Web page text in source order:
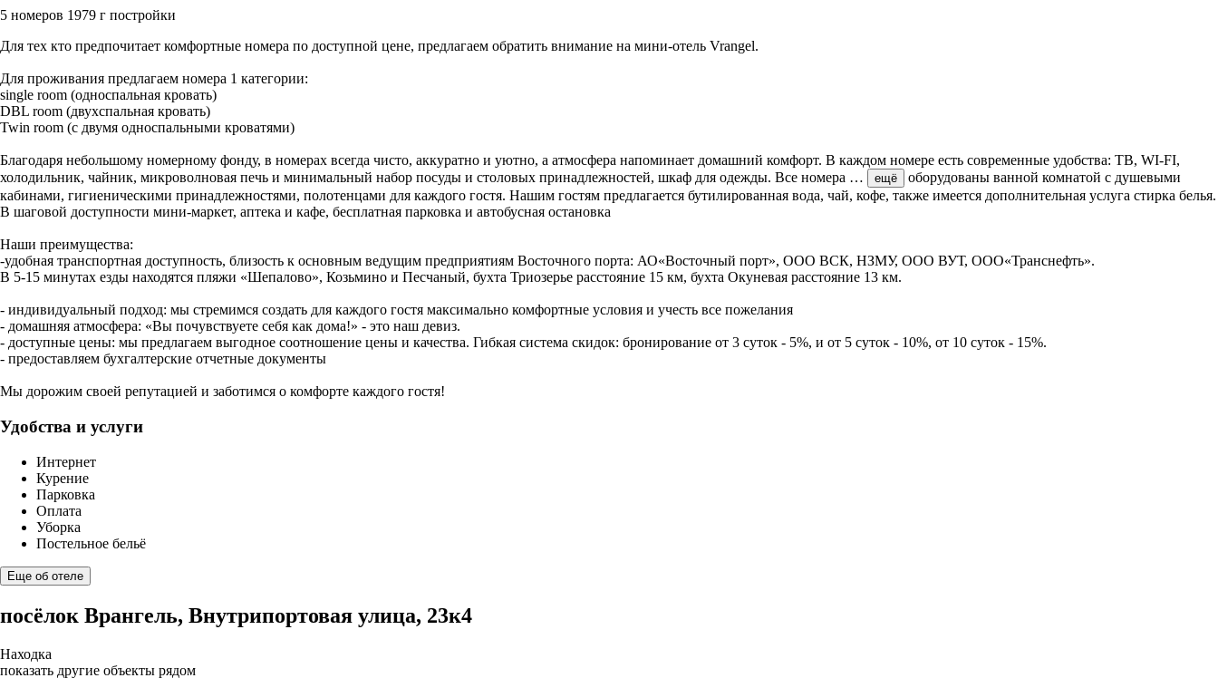
5 номеров 1979 г постройки
Для тех кто предпочитает комфортные номера по доступной цене, предлагаем обратить внимание на мини-отель Vrangel.
Для проживания предлагаем номера 1 категории:
single room (односпальная кровать)
DBL room (двухспальная кровать)
Twin room (с двумя односпальными кроватями)
Благодаря небольшому номерному фонду, в номерах всегда чисто, аккуратно и уютно, а атмосфера напоминает домашний комфорт. В каждом номере есть современные удобства: ТВ, WI-FI,
холодильник, чайник, микроволновая печь и минимальный набор посуды и столовых принадлежностей, шкаф для одежды. Все номера … ещё
оборудованы ванной комнатой с душевыми
кабинами, гигиеническими принадлежностями, полотенцами для каждого гостя. Нашим гостям предлагается бутилированная вода, чай, кофе, также имеется дополнительная услуга стирка белья.
В шаговой доступности мини-маркет, аптека и кафе, бесплатная парковка и автобусная остановка
Наши преимущества:
-удобная транспортная доступность, близость к основным ведущим предприятиям Восточного порта: АО«Восточный порт», ООО ВСК, НЗМУ, ООО ВУТ, ООО«Транснефть».
В 5-15 минутах езды находятся пляжи «Шепалово», Козьмино и Песчаный, бухта Триозерье расстояние 15 км, бухта Окуневая расстояние 13 км.
- индивидуальный подход: мы стремимся создать для каждого гостя максимально комфортные условия и учесть все пожелания
- домашняя атмосфера: «Вы почувствуете себя как дома!» - это наш девиз.
- доступные цены: мы предлагаем выгодное соотношение цены и качества. Гибкая система скидок: бронирование от 3 суток - 5%, и от 5 суток - 10%, от 10 суток - 15%.
- предоставляем бухгалтерские отчетные документы
Мы дорожим своей репутацией и заботимся о комфорте каждого гостя!
Удобства и услуги
Интернет
Курение
Парковка
Оплата
Уборка
Постельное бельё
Еще об отеле
посёлок Врангель, Внутрипортовая улица, 23к4
Находка
показать другие объекты рядом